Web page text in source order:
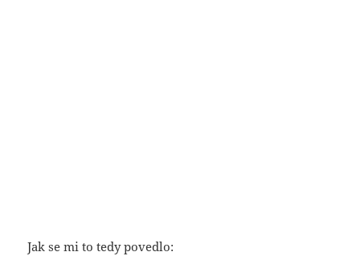
Jak se mi to tedy povedlo: